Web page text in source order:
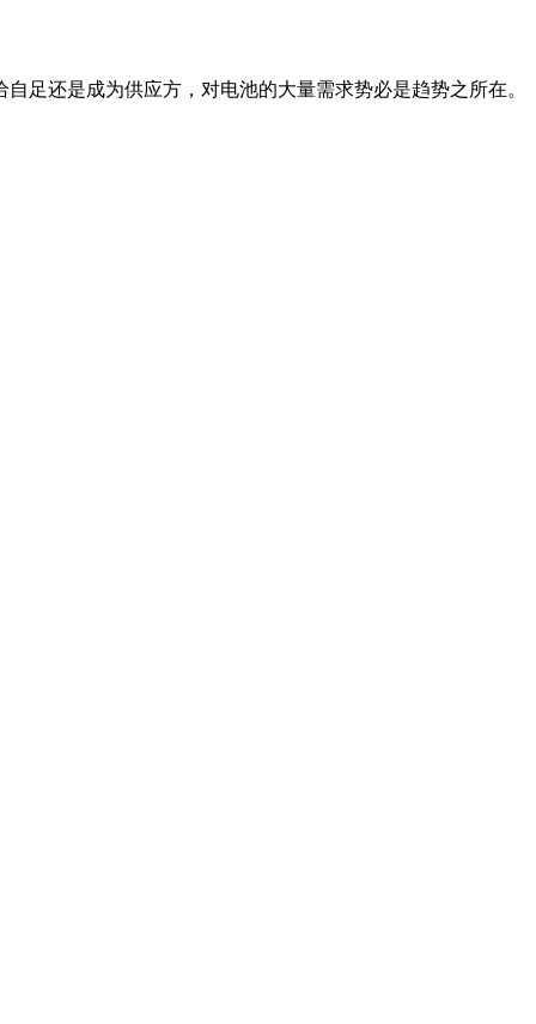
足还是成为供应方，对电池的大量需求势必是趋势之所在。